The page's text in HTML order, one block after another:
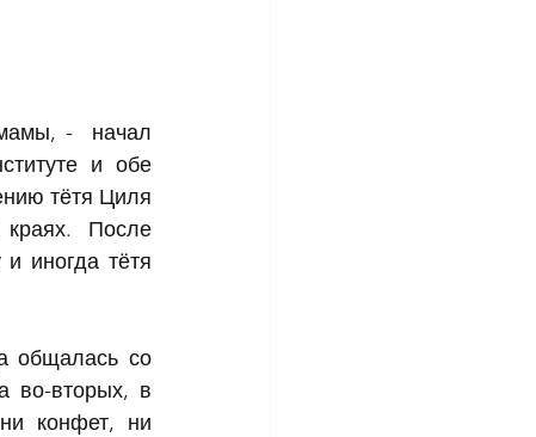
-  начал
и обе
тётя Циля
После
иногда тётя
общалась со
во-вторых, в
конфет, ни